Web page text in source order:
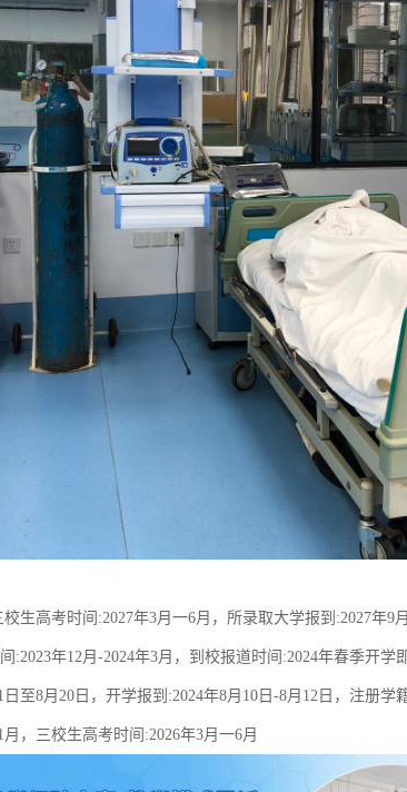
生高考时间:2027年3月一6月，所录取大学报到:2027年9月
年12月-2024年3月，到校报道时间:2024年春季开学
至8月20日，开学报到:2024年8月10日-8月12日，注册学籍
，三校生高考时间:2026年3月一6月